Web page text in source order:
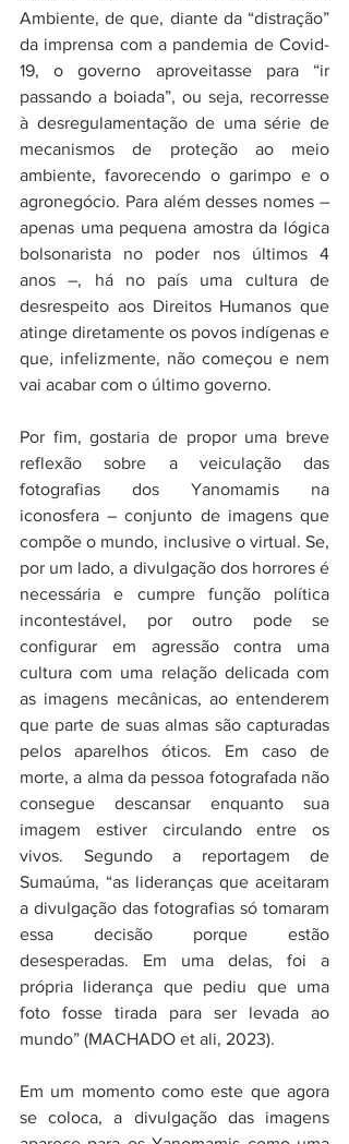
Ambiente, de que, diante da “distração”
da imprensa com a pandemia de Covid-
19, o governo aproveitasse para “ir
passando a boiada”, ou seja, recorresse
à desregulamentação de uma série de
mecanismos de proteção ao meio
ambiente, favorecendo o garimpo e o
agronegócio. Para além desses nomes –
apenas uma pequena amostra da lógica
bolsonarista no poder nos últimos 4
anos –, há no país uma cultura de
desrespeito aos Direitos Humanos que
atinge diretamente os povos indígenas e
que, infelizmente, não começou e nem
vai acabar com o último governo.
Por fim, gostaria de propor uma breve
reflexão sobre a veiculação das
fotografias dos Yanomamis na
iconosfera – conjunto de imagens que
compõe o mundo, inclusive o virtual. Se,
por um lado, a divulgação dos horrores é
necessária e cumpre função política
incontestável, por outro pode se
configurar em agressão contra uma
cultura com uma relação delicada com
as imagens mecânicas, ao entenderem
que parte de suas almas são capturadas
pelos aparelhos óticos. Em caso de
morte, a alma da pessoa fotografada não
consegue descansar enquanto sua
imagem estiver circulando entre os
vivos. Segundo a reportagem de
Sumaúma, “as lideranças que aceitaram
a divulgação das fotografias só tomaram
essa decisão porque estão
desesperadas. Em uma delas, foi a
própria liderança que pediu que uma
foto fosse tirada para ser levada ao
mundo” (MACHADO et ali, 2023).
Em um momento como este que agora
se coloca, a divulgação das imagens